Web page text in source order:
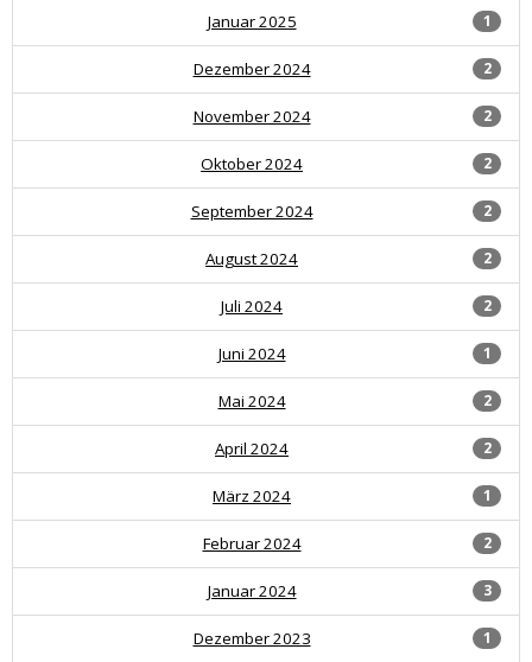
1
Januar 2025
2
Dezember 2024
2
November 2024
2
Oktober 2024
2
September 2024
2
August 2024
2
Juli 2024
1
Juni 2024
2
Mai 2024
2
April 2024
1
März 2024
2
Februar 2024
3
Januar 2024
1
Dezember 2023